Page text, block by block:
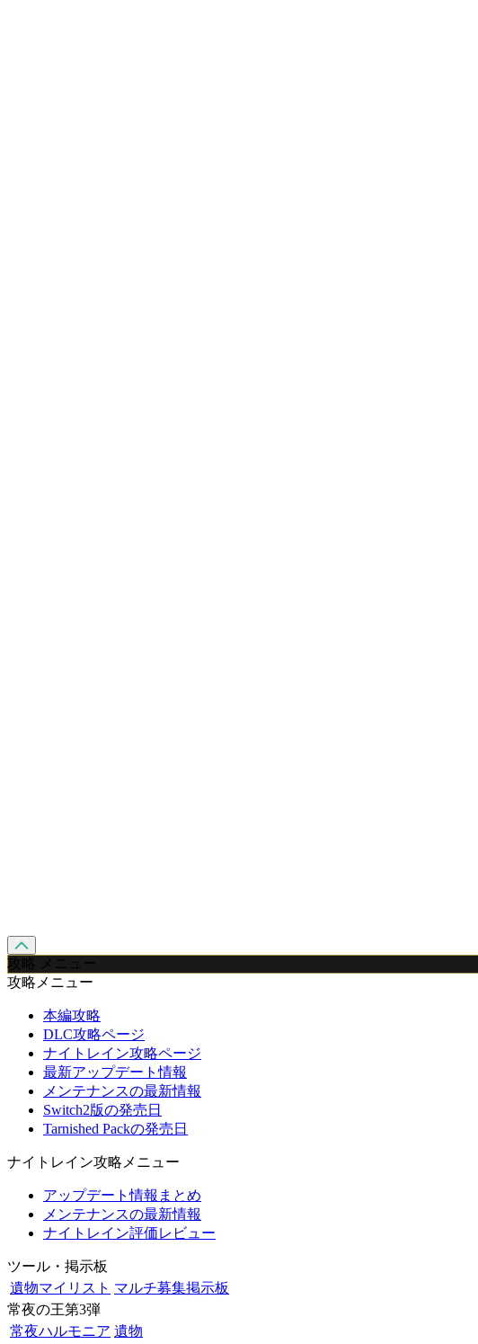
攻略 メニュー
攻略メニュー
本編攻略
DLC攻略ページ
ナイトレイン攻略ページ
最新アップデート情報
メンテナンスの最新情報
Switch2版の発売日
Tarnished Packの発売日
ナイトレイン攻略メニュー
アップデート情報まとめ
メンテナンスの最新情報
ナイトレイン評価レビュー
ツール・掲示板
遺物マイリスト マルチ募集掲示板
常夜の王第3弾
常夜ハルモニア 遺物